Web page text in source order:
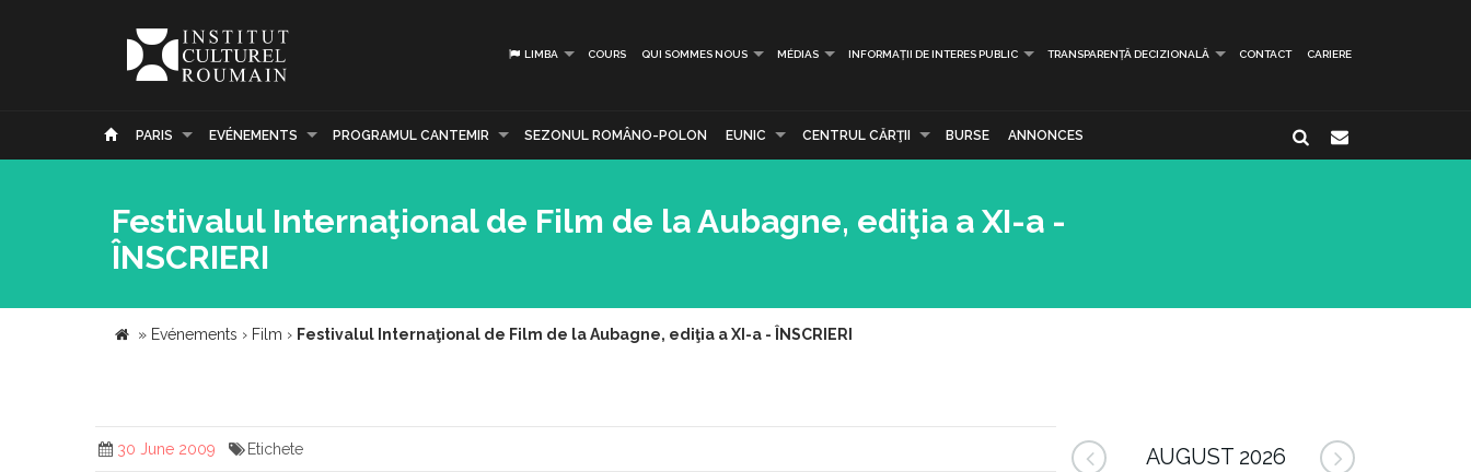
LIMBA COURS QUI SOMMES NOUS MÉDIAS INFORMAȚII DE INTERES PUBLIC TRANSPARENȚĂ DECIZIONALĂ CONTACT CARIERE
PARIS EVÉNEMENTS PROGRAMUL CANTEMIR SEZONUL ROMÂNO-POLON EUNIC CENTRUL CĂRŢII BURSE ANNONCES
Festivalul Internaţional de Film de la Aubagne, ediţia a XI-a -
ÎNSCRIERI
» Evénements › Film › Festivalul Internaţional de Film de la Aubagne, ediţia a XI-a - ÎNSCRIERI
30 June 2009 Etichete AUGUST 2026